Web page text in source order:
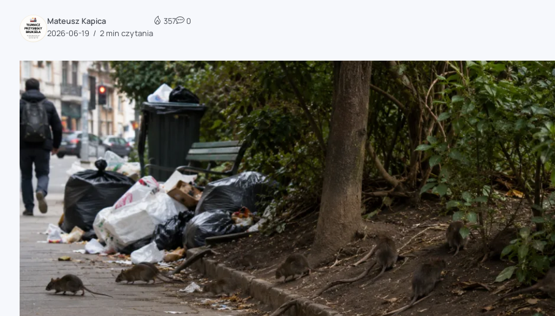
zaobserwuj nas
zaobserwuj nas
zaobserwuj nas
zaobserwuj nas
Mateusz Kapica
2026-06-19
2 min czytania
357 0